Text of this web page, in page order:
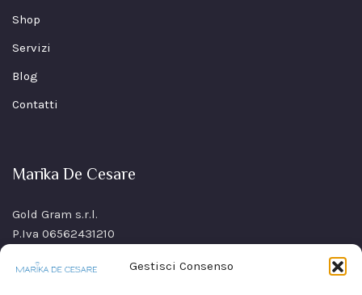
Gestisci Consenso
Shop
Servizi
Blog
Contatti
Marika De Cesare
Gold Gram s.r.l.
P.Iva 06562431210
80021 Afragola(NA)